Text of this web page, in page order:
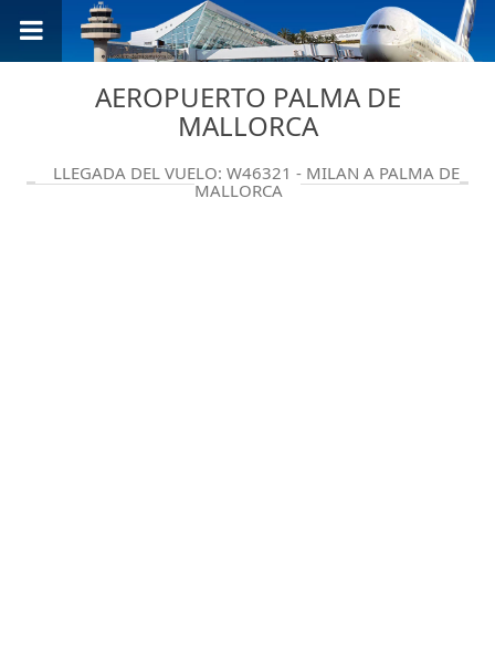
AEROPUERTO PALMA DE
MALLORCA
LLEGADA DEL VUELO: W46321 - MILAN A PALMA DE
MALLORCA